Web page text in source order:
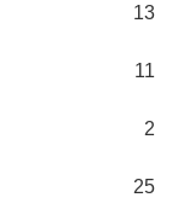
13
11
2
25